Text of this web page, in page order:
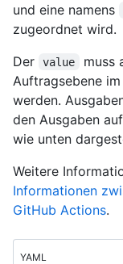
und eine namens
zugeordnet wird.
Der
value
muss
Auftragsebene
werden.
den Ausgaben
wie unten
Weitere
Informationen
GitHub Actions.
YAML